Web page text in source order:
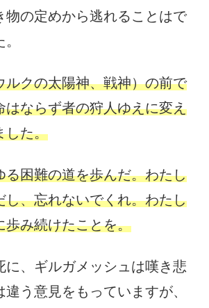
物の定めから逃れることはで
ルクの太陽神、戦神）の前で
はならず者の狩人ゆえに変え
した。
る困難の道を歩んだ。わたし
し、忘れないでくれ。わたし
歩み続けたことを。
に、ギルガメッシュは嘆き悲
違う意見をもっていますが、